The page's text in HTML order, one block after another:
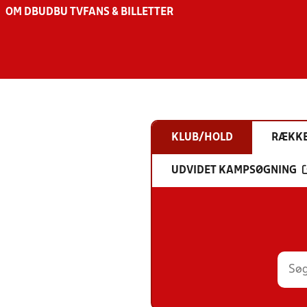
OM DBU DBU TV FANS & BILLETTER
KLUB/HOLD
UDVIDET KAMPSØGNING